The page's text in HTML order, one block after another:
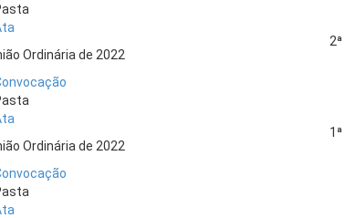
Ordinária de 2022
Ordinária de 2022